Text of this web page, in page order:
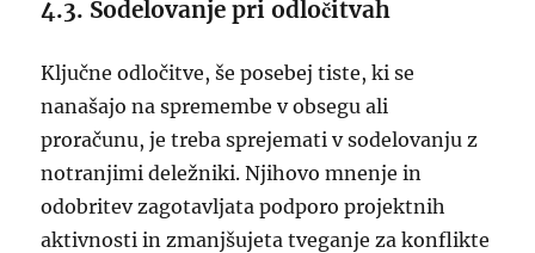
4.3. Sodelovanje pri odločitvah
Ključne odločitve, še posebej tiste, ki se
nanašajo na spremembe v obsegu ali
proračunu, je treba sprejemati v sodelovanju z
notranjimi deležniki. Njihovo mnenje in
odobritev zagotavljata podporo projektnih
aktivnosti in zmanjšujeta tveganje za konflikte